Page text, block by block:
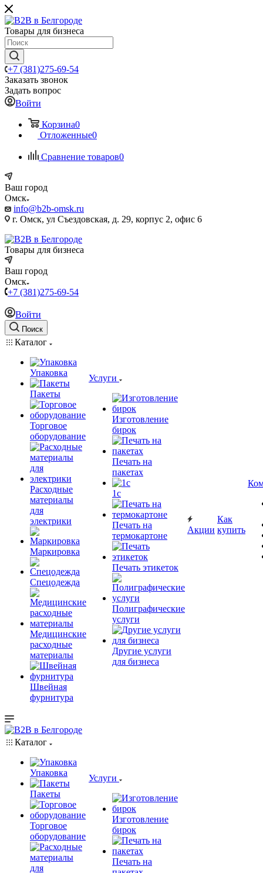
Товары для бизнеса
+7 (381)275-69-54
Заказать звонок
Задать вопрос
Войти
Корзина0
Отложенные0
Сравнение товаров0
Ваш город
Омск
info@b2b-omsk.ru
г. Омск, ул Съездовская, д. 29, корпус 2, офис 6
Товары для бизнеса
Ваш город
Омск
+7 (381)275-69-54
Войти
Поиск
Каталог
Упаковка
Пакеты
Торговое
оборудование
Расходные
материалы
для
электрики
Маркировка
Спецодежда
Медицинские
расходные
материалы
Швейная
фурнитура
Услуги
Изготовление
бирок
Печать на
пакетах
1c
Печать на
термокартоне
Печать этикеток
Полиграфические
услуги
Другие услуги
для бизнеса
Акции
Как
купить
Каталог
Упаковка
Пакеты
Торговое
оборудование
Услуги
Изготовление
бирок
Печать на